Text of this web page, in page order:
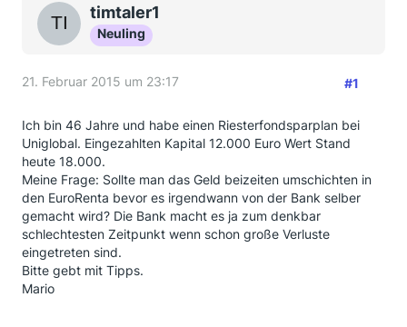
timtaler1
Neuling
21. Februar 2015 um 23:17 #1
Ich bin 46 Jahre und habe einen Riesterfondsparplan bei
Uniglobal. Eingezahlten Kapital 12.000 Euro Wert Stand
heute 18.000.
Meine Frage: Sollte man das Geld beizeiten umschichten in
den EuroRenta bevor es irgendwann von der Bank selber
gemacht wird? Die Bank macht es ja zum denkbar
schlechtesten Zeitpunkt wenn schon große Verluste
eingetreten sind.
Bitte gebt mit Tipps.
Mario